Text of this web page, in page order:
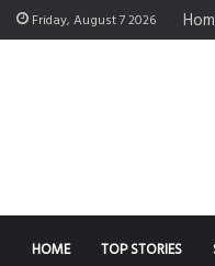
Friday, August 7 2026
HOME TOP STORIES